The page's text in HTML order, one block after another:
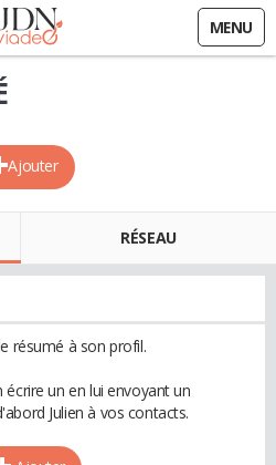
MENU
Ajouter
RÉSEAU
résumé à son profil.
un en lui envoyant un
Julien à vos contacts.